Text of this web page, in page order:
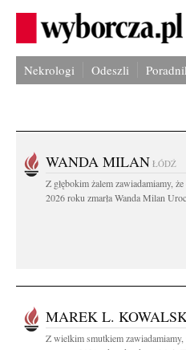
Nekrologi Odeszli
WANDA MILAN ŁÓDŹ
Z głębokim żalem zawiadamiamy,
2026 roku zmarła Wanda Milan
MAREK L.
Z wielkim smutkiem